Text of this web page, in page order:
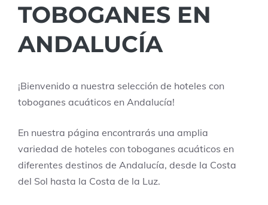
TOBOGANES EN
ANDALUCÍA
¡Bienvenido a nuestra selección de hoteles con
toboganes acuáticos en Andalucía!
En nuestra página encontrarás una amplia
variedad de hoteles con toboganes acuáticos en
diferentes destinos de Andalucía, desde la Costa
del Sol hasta la Costa de la Luz.